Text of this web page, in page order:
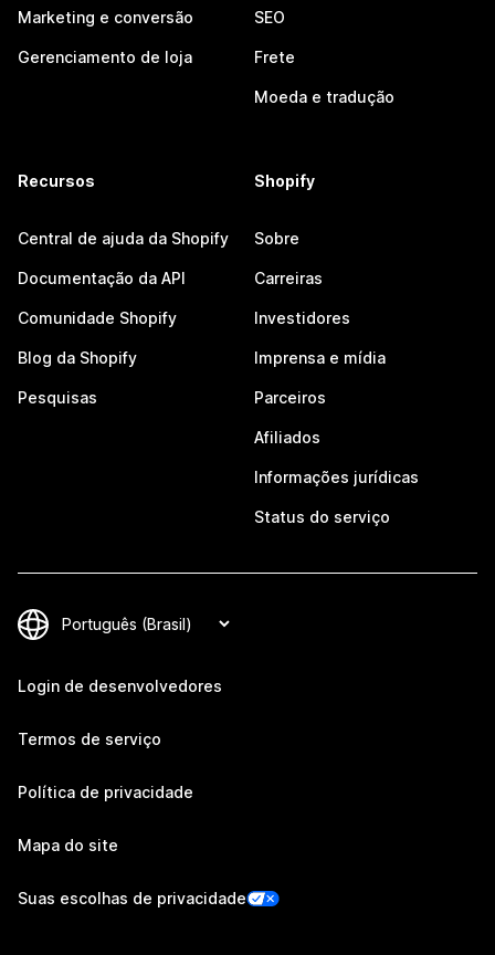
Marketing e conversão
Gerenciamento de loja
SEO
Frete
Moeda e tradução
Recursos
Central de ajuda da Shopify
Documentação da API
Comunidade Shopify
Blog da Shopify
Pesquisas
Shopify
Sobre
Carreiras
Investidores
Imprensa e mídia
Parceiros
Afiliados
Informações jurídicas
Status do serviço
Login de desenvolvedores
Termos de serviço
Política de privacidade
Mapa do site
Suas escolhas de privacidade